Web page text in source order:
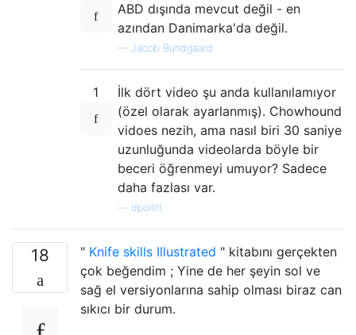
ABD dışında mevcut değil - en
azından Danimarka'da değil.
— Jacob Bundgaard
1
İlk dört video şu anda kullanılamıyor
(özel olarak ayarlanmış). Chowhound
vidoes nezih, ama nasıl biri 30 saniye
uzunluğunda videolarda böyle bir
beceri öğrenmeyi umuyor? Sadece
daha fazlası var.
dpollitt
18 " Knife skills Illustrated " kitabını gerçekten
çok beğendim ; Yine de her şeyin sol ve
sağ el versiyonlarına sahip olması biraz can
sıkıcı bir durum.